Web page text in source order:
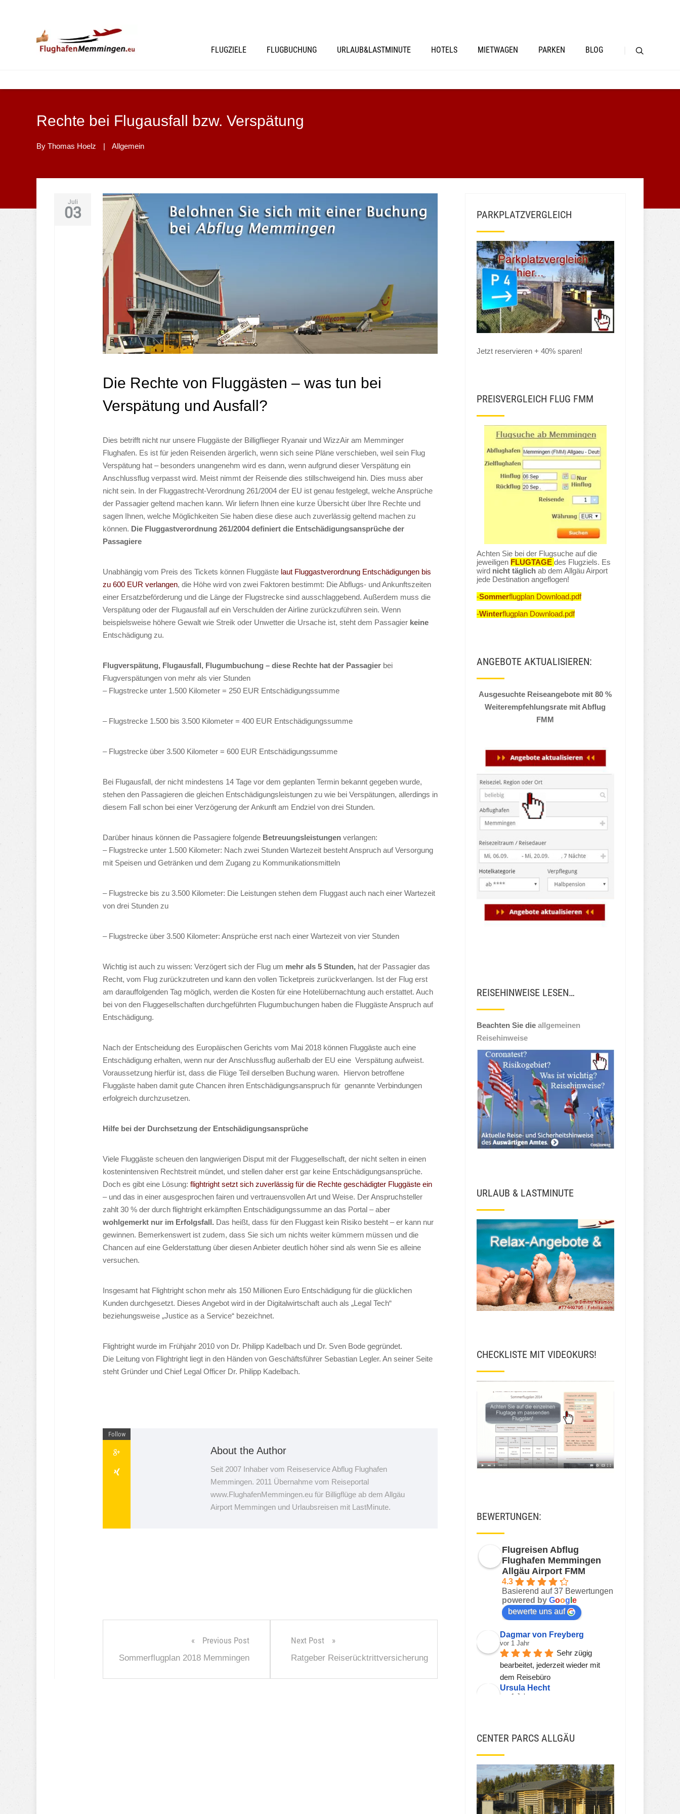
FLUGZIELE FLUGBUCHUNG URLAUB&LASTMINUTE HOTELS MIETWAGEN PARKEN BLOG
Rechte bei Flugausfall bzw. Verspätung
By Thomas Hoelz | Allgemein
Juli
03
Die Rechte von Fluggästen – was tun bei
Verspätung und Ausfall?
Dies betrifft nicht nur unsere Fluggäste der Billigflieger Ryanair und WizzAir am Memminger
Flughafen. Es ist für jeden Reisenden ärgerlich, wenn sich seine Pläne verschieben, weil sein Flug
Verspätung hat – besonders unangenehm wird es dann, wenn aufgrund dieser Verspätung ein
Anschlussflug verpasst wird. Meist nimmt der Reisende dies stillschweigend hin. Dies muss aber
nicht sein. In der Fluggastrecht-Verordnung 261/2004 der EU ist genau festgelegt, welche Ansprüche
der Passagier geltend machen kann. Wir liefern Ihnen eine kurze Übersicht über Ihre Rechte und
sagen Ihnen, welche Möglichkeiten Sie haben diese diese auch zuverlässig geltend machen zu
können. Die Fluggastverordnung 261/2004 definiert die Entschädigungsansprüche der
Passagiere
Unabhängig vom Preis des Tickets können Fluggäste laut Fluggastverordnung Entschädigungen bis
zu 600 EUR verlangen, die Höhe wird von zwei Faktoren bestimmt: Die Abflugs- und Ankunftszeiten
einer Ersatzbeförderung und die Länge der Flugstrecke sind ausschlaggebend. Außerdem muss die
Verspätung oder der Flugausfall auf ein Verschulden der Airline zurückzuführen sein. Wenn
beispielsweise höhere Gewalt wie Streik oder Unwetter die Ursache ist, steht dem Passagier keine
Entschädigung zu.
Flugverspätung, Flugausfall, Flugumbuchung – diese Rechte hat der Passagier bei
Flugverspätungen von mehr als vier Stunden
– Flugstrecke unter 1.500 Kilometer = 250 EUR Entschädigungssumme
– Flugstrecke 1.500 bis 3.500 Kilometer = 400 EUR Entschädigungssumme
– Flugstrecke über 3.500 Kilometer = 600 EUR Entschädigungssumme
Bei Flugausfall, der nicht mindestens 14 Tage vor dem geplanten Termin bekannt gegeben wurde,
stehen den Passagieren die gleichen Entschädigungsleistungen zu wie bei Verspätungen, allerdings in
diesem Fall schon bei einer Verzögerung der Ankunft am Endziel von drei Stunden.
Darüber hinaus können die Passagiere folgende Betreuungsleistungen verlangen:
– Flugstrecke unter 1.500 Kilometer: Nach zwei Stunden Wartezeit besteht Anspruch auf Versorgung
mit Speisen und Getränken und dem Zugang zu Kommunikationsmitteln
– Flugstrecke bis zu 3.500 Kilometer: Die Leistungen stehen dem Fluggast auch nach einer Wartezeit
von drei Stunden zu
– Flugstrecke über 3.500 Kilometer: Ansprüche erst nach einer Wartezeit von vier Stunden
Wichtig ist auch zu wissen: Verzögert sich der Flug um mehr als 5 Stunden, hat der Passagier das
Recht, vom Flug zurückzutreten und kann den vollen Ticketpreis zurückverlangen. Ist der Flug erst
am darauffolgenden Tag möglich, werden die Kosten für eine Hotelübernachtung auch erstattet. Auch
bei von den Fluggesellschaften durchgeführten Flugumbuchungen haben die Fluggäste Anspruch auf
Entschädigung.
Nach der Entscheidung des Europäischen Gerichts vom Mai 2018 können Fluggäste auch eine
Entschädigung erhalten, wenn nur der Anschlussflug außerhalb der EU eine Verspätung aufweist.
Voraussetzung hierfür ist, dass die Flüge Teil derselben Buchung waren. Hiervon betroffene
Fluggäste haben damit gute Chancen ihren Entschädigungsanspruch für genannte Verbindungen
erfolgreich durchzusetzen.
Hilfe bei der Durchsetzung der Entschädigungsansprüche
Viele Fluggäste scheuen den langwierigen Disput mit der Fluggesellschaft, der nicht selten in einen
kostenintensiven Rechtstreit mündet, und stellen daher erst gar keine Entschädigungsansprüche.
Doch es gibt eine Lösung: flightright setzt sich zuverlässig für die Rechte geschädigter Fluggäste ein
– und das in einer ausgesprochen fairen und vertrauensvollen Art und Weise. Der Anspruchsteller
zahlt 30 % der durch flightright erkämpften Entschädigungssumme an das Portal – aber
wohlgemerkt nur im Erfolgsfall. Das heißt, dass für den Fluggast kein Risiko besteht – er kann nur
gewinnen. Bemerkenswert ist zudem, dass Sie sich um nichts weiter kümmern müssen und die
Chancen auf eine Gelderstattung über diesen Anbieter deutlich höher sind als wenn Sie es alleine
versuchen.
Insgesamt hat Flightright schon mehr als 150 Millionen Euro Entschädigung für die glücklichen
Kunden durchgesetzt. Dieses Angebot wird in der Digitalwirtschaft auch als „Legal Tech“
beziehungsweise „Justice as a Service“ bezeichnet.
Flightright wurde im Frühjahr 2010 von Dr. Philipp Kadelbach und Dr. Sven Bode gegründet.
Die Leitung von Flightright liegt in den Händen von Geschäftsführer Sebastian Legler. An seiner Seite
steht Gründer und Chief Legal Officer Dr. Philipp Kadelbach.
Follow
About the Author
Seit 2007 Inhaber vom Reiseservice Abflug Flughafen
Memmingen. 2011 Übernahme vom Reiseportal
www.FlughafenMemmingen.eu für Billigflüge ab dem Allgäu
Airport Memmingen und Urlaubsreisen mit LastMinute.
Previous Post
Sommerflugplan 2018 Memmingen
Next Post
Ratgeber Reiserücktrittversicherung
PARKPLATZVERGLEICH
Jetzt reservieren + 40% sparen!
PREISVERGLEICH FLUG FMM
Achten Sie bei der Flugsuche auf die
jeweiligen FLUGTAGE des Flugziels. Es
wird nicht täglichab dem Allgäu Airport
jede Destination angeflogen!
-Sommerflugplan Download.pdf
-Winterflugplan Download.pdf
ANGEBOTE AKTUALISIEREN:
Ausgesuchte Reiseangebote mit 80 %
Weiterempfehlungsrate mit Abflug
FMM
REISEHINWEISE LESEN…
Beachten Sie die allgemeinen
Reisehinweise
URLAUB & LASTMINUTE
CHECKLISTE MIT VIDEOKURS!
BEWERTUNGEN:
Flugreisen Abflug
Flughafen Memmingen
Allgäu Airport FMM
4.3
Basierend auf 37 Bewertungen
powered by Goog e
bewerte uns auf
Dagmar von Freyberg
vor 1 Jahr
Sehr zügig
bearbeitet, jederzeit wieder mit
dem Reisebüro
Ursula Hecht
vor 1 Jahr
Sehr gerne wieder!!!
Viorel Stanciu
JSH JSH
vor 3 Jahren
Ekna W
CENTER PARCS ALLGÄU